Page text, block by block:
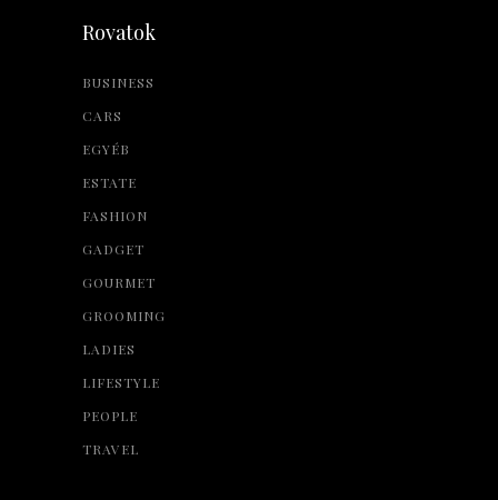
Rovatok
BUSINESS
CARS
EGYÉB
ESTATE
FASHION
GADGET
GOURMET
GROOMING
LADIES
LIFESTYLE
PEOPLE
TRAVEL